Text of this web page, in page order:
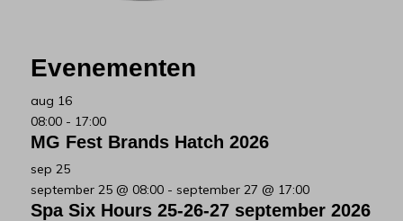
Evenementen
aug 16
08:00- 17:00
MG Fest Brands Hatch 2026
sep 25
september 25 @ 08:00- september 27 @ 17:00
Spa Six Hours 25-26-27 september 2026